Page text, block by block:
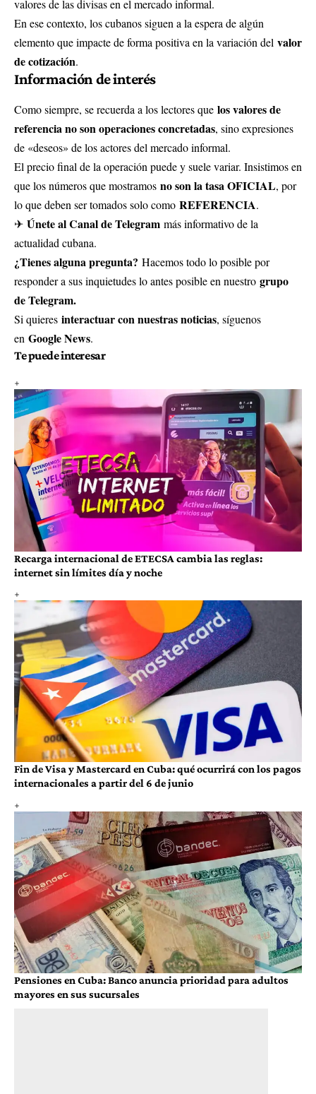
valores de las divisas en el mercado informal.
En ese contexto, los cubanos siguen a la espera de algún
elemento que impacte de forma positiva en la variación del valor
de cotización.
Información de interés
Como siempre, se recuerda a los lectores que los valores de
referencia no son operaciones concretadas, sino expresiones
de «deseos» de los actores del mercado informal.
El precio final de la operación puede y suele variar. Insistimos en
que los números que mostramos no son la tasa OFICIAL, por
lo que deben ser tomados solo como REFERENCIA.
✈ Únete al Canal de Telegram más informativo de la
actualidad cubana.
¿Tienes alguna pregunta? Hacemos todo lo posible por
responder a sus inquietudes lo antes posible en nuestro grupo
de Telegram.
Si quieres interactuar con nuestras noticias, síguenos
en Google News.
Te puede interesar
Recarga internacional de ETECSA cambia las reglas:
internet sin límites día y noche
Fin de Visa y Mastercard en Cuba: qué ocurrirá con los pagos
internacionales a partir del 6 de junio
Pensiones en Cuba: Banco anuncia prioridad para adultos
mayores en sus sucursales